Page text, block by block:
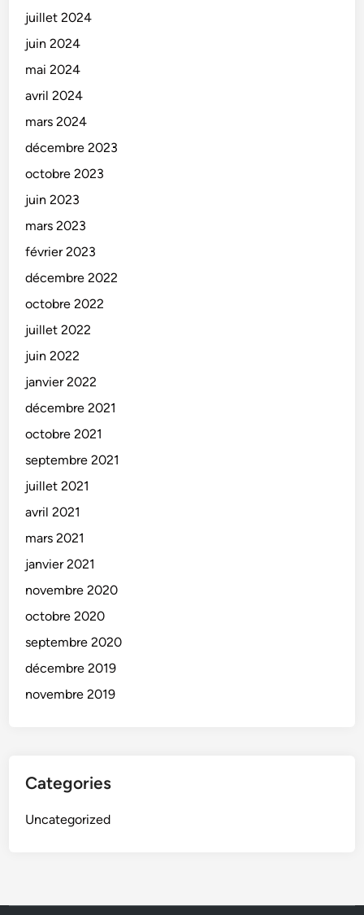
juillet 2024
juin 2024
mai 2024
avril 2024
mars 2024
décembre 2023
octobre 2023
juin 2023
mars 2023
février 2023
décembre 2022
octobre 2022
juillet 2022
juin 2022
janvier 2022
décembre 2021
octobre 2021
septembre 2021
juillet 2021
avril 2021
mars 2021
janvier 2021
novembre 2020
octobre 2020
septembre 2020
décembre 2019
novembre 2019
Categories
Uncategorized